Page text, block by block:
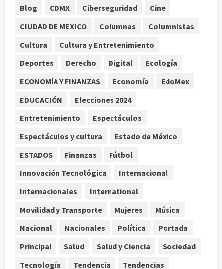
Lotería Nacional emite billete por
centenario de la Asociación de
agosto 7, 2026
Desplome de la IA arrastra a fondos
estrella de Wall Street
4
Estudio en Science vincula el
consumo de fruta ancestral con la
agosto 7, 2026
Internacional
EE.UU. amplía revisión de redes
y ciertos ciudadanos de México y
Blog CDMX Ciberseguridad
Cine
CIUDAD DE MEXICO
Columnas
Columnistas
Cultura
Cultura y Entretenimiento
Deportes
Derecho Digital
Ecología
ECONOMÍA Y FINANZAS
Economía
EdoMex
EDUCACIÓN
Elecciones 2024
Entretenimiento
Espectáculos
Espectáculos y cultura
Estado de México
ESTADOS
Finanzas
Fútbol
Innovación Tecnológica
Internacional
Internacionales
International
Movilidad y Transporte
Mujeres
Música
Nacional
Nacionales Política
Portada
Principal
Salud Salud y Ciencia
Sociedad
Tecnología
Tendencia Tendencias